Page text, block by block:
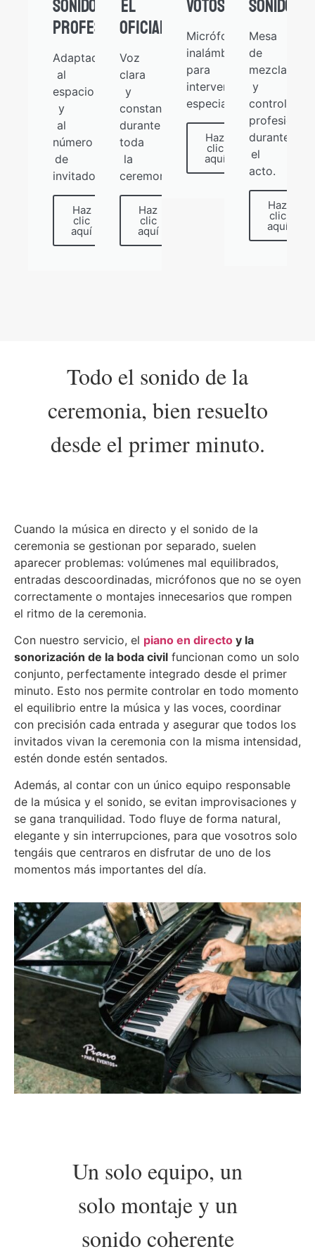
Sonido
Profesional
Adaptado
al
espacio
y
al
número
de
invitados.
Haz
clic
aquí
el
oficiante
Voz
clara
y
constante
durante
toda
la
ceremonia.
Haz
clic
aquí
votos
Micrófonos
inalámbricos
para
intervenciones
especiales.
Haz
clic
aquí
sonido
Mesa
de
mezclas
y
control
profesional
durante
el
acto.
Haz
clic
aquí
Todo el sonido de la
ceremonia, bien resuelto
desde el primer minuto.
Cuando la música en directo y el sonido de la
ceremonia se gestionan por separado, suelen
aparecer problemas: volúmenes mal equilibrados,
entradas descoordinadas, micrófonos que no se oyen
correctamente o montajes innecesarios que rompen
el ritmo de la ceremonia.
Con nuestro servicio, el piano en directo y la
sonorización de la boda civil funcionan como un solo
conjunto, perfectamente integrado desde el primer
minuto. Esto nos permite controlar en todo momento
el equilibrio entre la música y las voces, coordinar
con precisión cada entrada y asegurar que todos los
invitados vivan la ceremonia con la misma intensidad,
estén donde estén sentados.
Además, al contar con un único equipo responsable
de la música y el sonido, se evitan improvisaciones y
se gana tranquilidad. Todo fluye de forma natural,
elegante y sin interrupciones, para que vosotros solo
tengáis que centraros en disfrutar de uno de los
momentos más importantes del día.
Un solo equipo, un
solo montaje y un
sonido coherente